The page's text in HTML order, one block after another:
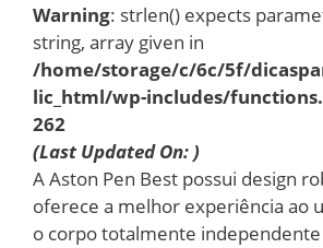
Warning: strlen() expects
string, array given in
/home/storage/c/6c/5f/
lic_html/wp-includes/
262
(Last Updated On: )
A Aston Pen Best possui design
oferece a melhor experiência ao
o corpo totalmente independente